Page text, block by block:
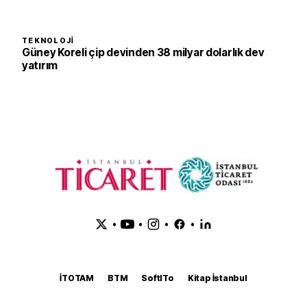
TEKNOLOJI
Güney Koreli çip devinden 38 milyar dolarlık dev
yatırım
• • • •
İTOTAM BTM SoftITo
Kitap İstanbul